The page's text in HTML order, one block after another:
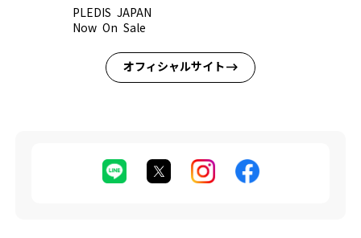
PLEDIS JAPAN
Now On Sale
オフィシャルサイト